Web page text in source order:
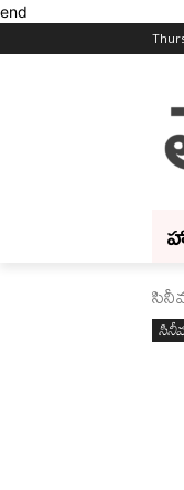
end